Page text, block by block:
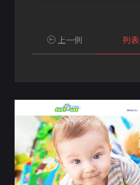
上一例 列表